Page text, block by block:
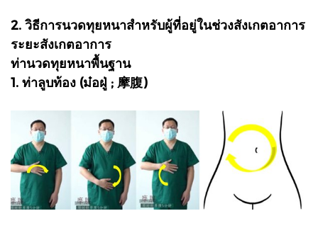
2. วิธีการนวดทุยหนาสำหรับผู้ที่อยู่ในช่วงสังเกตอาการ
ระยะสังเกตอาการ
ท่านวดทุยหนาพื้นฐาน
1. ท่าลูบท้อง (ม๋อฝู่ ; 摩腹)